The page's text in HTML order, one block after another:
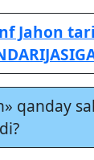
Jahon
qanday